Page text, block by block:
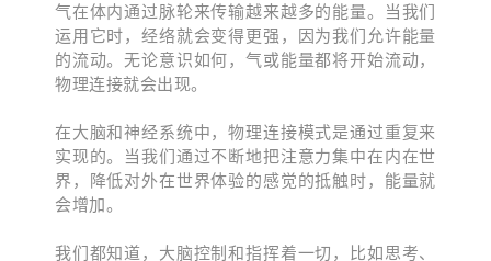
气在体内通过脉轮来传输越来越多的能量。当我们
运用它时，经络就会变得更强，因为我们允许能量
的流动。无论意识如何，气或能量都将开始流动，
物理连接就会出现。
在大脑和神经系统中，物理连接模式是通过重复来
实现的。当我们通过不断地把注意力集中在内在世
界，降低对外在世界体验的感觉的抵触时，能量就
会增加。
我们都知道，大脑控制和指挥着一切，比如思考、